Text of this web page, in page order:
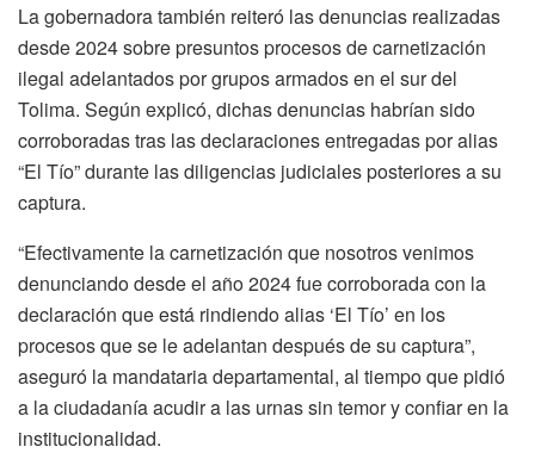
La gobernadora también reiteró las denuncias realizadas
desde 2024 sobre presuntos procesos de carnetización
ilegal adelantados por grupos armados en el sur del
Tolima. Según explicó, dichas denuncias habrían sido
corroboradas tras las declaraciones entregadas por alias
“El Tío” durante las diligencias judiciales posteriores a su
captura.
“Efectivamente la carnetización que nosotros venimos
denunciando desde el año 2024 fue corroborada con la
declaración que está rindiendo alias ‘El Tío’ en los
procesos que se le adelantan después de su captura”,
aseguró la mandataria departamental, al tiempo que pidió
a la ciudadanía acudir a las urnas sin temor y confiar en la
institucionalidad.